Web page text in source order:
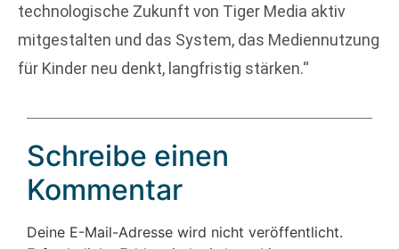
technologische Zukunft von Tiger Media aktiv
mitgestalten und das System, das Mediennutzung
für Kinder neu denkt, langfristig stärken.“
Schreibe einen
Kommentar
Deine E-Mail-Adresse wird nicht veröffentlicht.